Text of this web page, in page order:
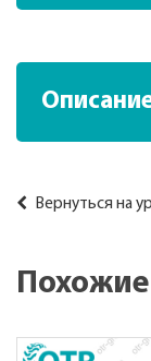
Вернуться на